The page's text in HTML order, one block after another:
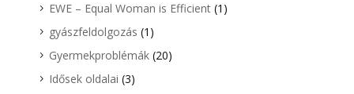
EWE – Equal Woman is Efficient(1)
gyászfeldolgozás (1)
Gyermekproblémák(20)
Idősek oldalai (3)